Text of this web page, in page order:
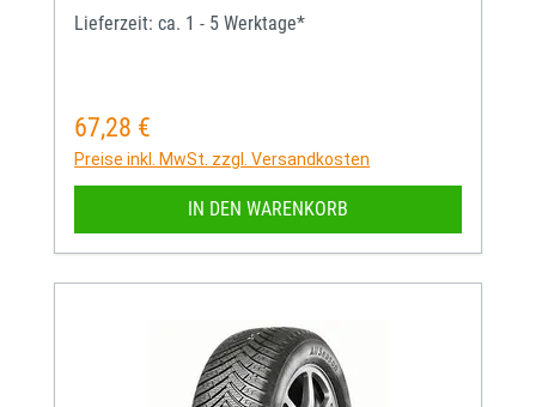
Lieferzeit: ca. 1 - 5 Werktage*
Regulärer Preis:
67,28 €
Preise inkl. MwSt. zzgl. Versandkosten
IN DEN WARENKORB